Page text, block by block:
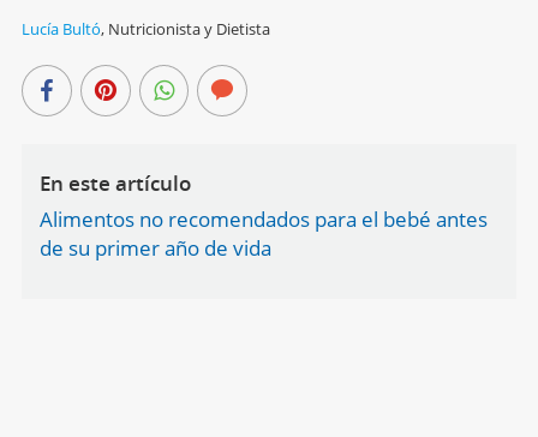
Lucía Bultó, Nutricionista y Dietista
En este artículo
Alimentos no recomendados para el bebé antes
de su primer año de vida